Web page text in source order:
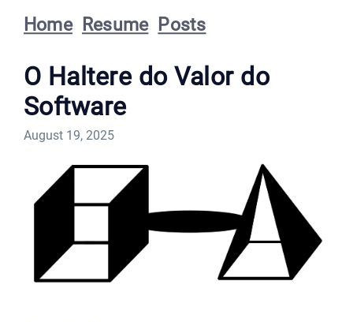
Home Resume Posts
O Haltere do Valor do
Software
August 19, 2025